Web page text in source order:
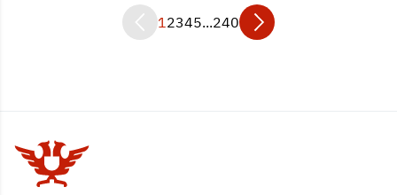
12345...240